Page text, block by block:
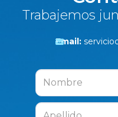
Trabajemos
Email: